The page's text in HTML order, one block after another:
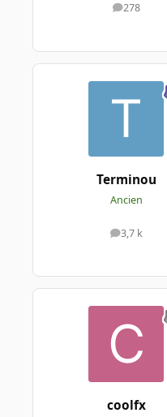
278
messages
Terminou
Ancien
3,7 k
messages
coolfx